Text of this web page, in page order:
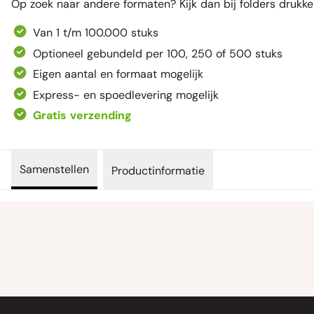
Op zoek naar andere formaten? Kijk dan bij folders
Van 1 t/m 100.000 stuks
Optioneel gebundeld per 100, 250 of 500 stuks
Eigen aantal en formaat mogelijk
Express- en spoedlevering mogelijk
Gratis verzending
Samenstellen Productinformatie